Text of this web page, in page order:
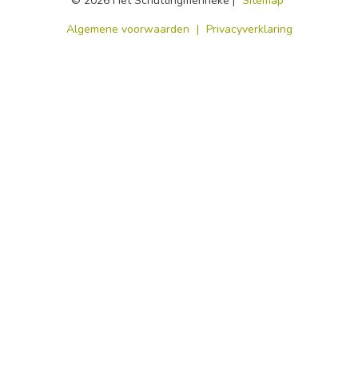
​Algemene voorwaarden | Privacyverklaring